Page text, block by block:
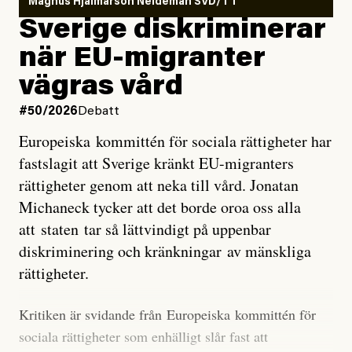
utveckla sig. El Niño är ett återkommande
väderfenomen som uppstår när havsvattnet i delar av
Stilla havet blir ovanligt varmt. Det påverkar vädret
över stora delar av världen och under
forskare allt oftare varnat för att den här El Niñon
Det verkar vara en underdrift, menar nu Zeke
Hausfather.
”Det ser ut som att årets El Niño inte bara med stor
sannolikhet kommer att bli den starkaste sedan
tillförlitliga mätningar inleddes – den kan till och med
marginal”, skriver han.
Magnus Hjalmarson Neideman SVD/TT
Sverige diskriminerar
när EU-migranter
vägras vård
#50/2026 Debatt
Europeiska kommittén för sociala rättigheter har
fastslagit att Sverige kränkt EU-migranters
rättigheter genom att neka till vård. Jonatan
Michaneck tycker att det borde oroa oss alla
att staten tar så lättvindigt på uppenbar
diskriminering och kränkningar av mänskliga
rättigheter.
Kritiken är svidande från Europeiska kommittén för
sociala rättigheter som enhälligt slår fast att